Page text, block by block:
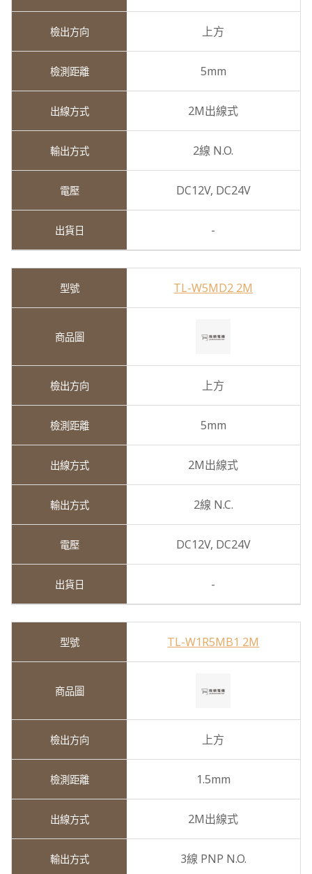
上方
5mm
2M出線式
2線 N.O.
DC12V, DC24V
-
TL-W5MD2 2M
上方
5mm
2M出線式
2線 N.C.
DC12V, DC24V
-
TL-W1R5MB1 2M
上方
1.5mm
2M出線式
3線 PNP N.O.